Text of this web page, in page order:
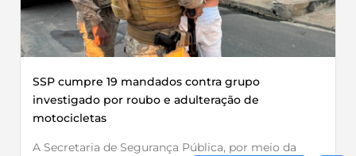
SSP cumpre 19 mandados contra grupo
investigado por roubo e adulteração de
motocicletas
A Secretaria de Segurança Pública, por meio da